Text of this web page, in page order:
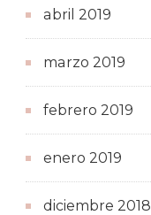
abril 2019
marzo 2019
febrero 2019
enero 2019
diciembre 2018